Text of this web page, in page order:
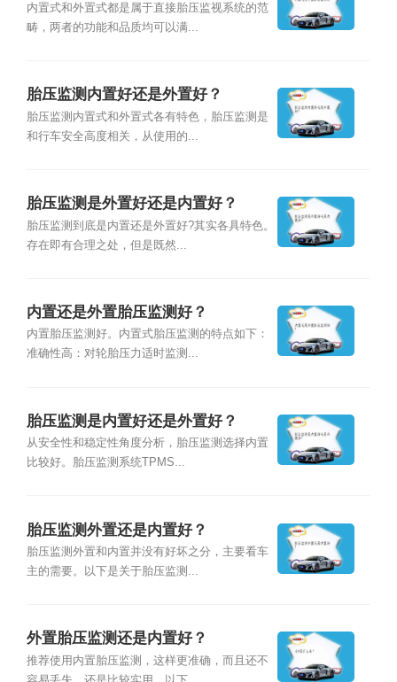
内置式和外置式都是属于直接胎压监视系统的范
畴，两者的功能和品质均可以满...
胎压监测内置好还是外置好？
胎压监测内置式和外置式各有特色，胎压监测是
和行车安全高度相关，从使用的...
胎压监测是外置好还是内置好？
胎压监测到底是内置还是外置好?其实各具特色。
存在即有合理之处，但是既然...
内置还是外置胎压监测好？
内置胎压监测好。内置式胎压监测的特点如下：
准确性高：对轮胎压力适时监测...
胎压监测是内置好还是外置好？
从安全性和稳定性角度分析，胎压监测选择内置
比较好。胎压监测系统TPMS...
胎压监测外置还是内置好？
胎压监测外置和内置并没有好坏之分，主要看车
主的需要。以下是关于胎压监测...
外置胎压监测还是内置好？
推荐使用内置胎压监测，这样更准确，而且还不